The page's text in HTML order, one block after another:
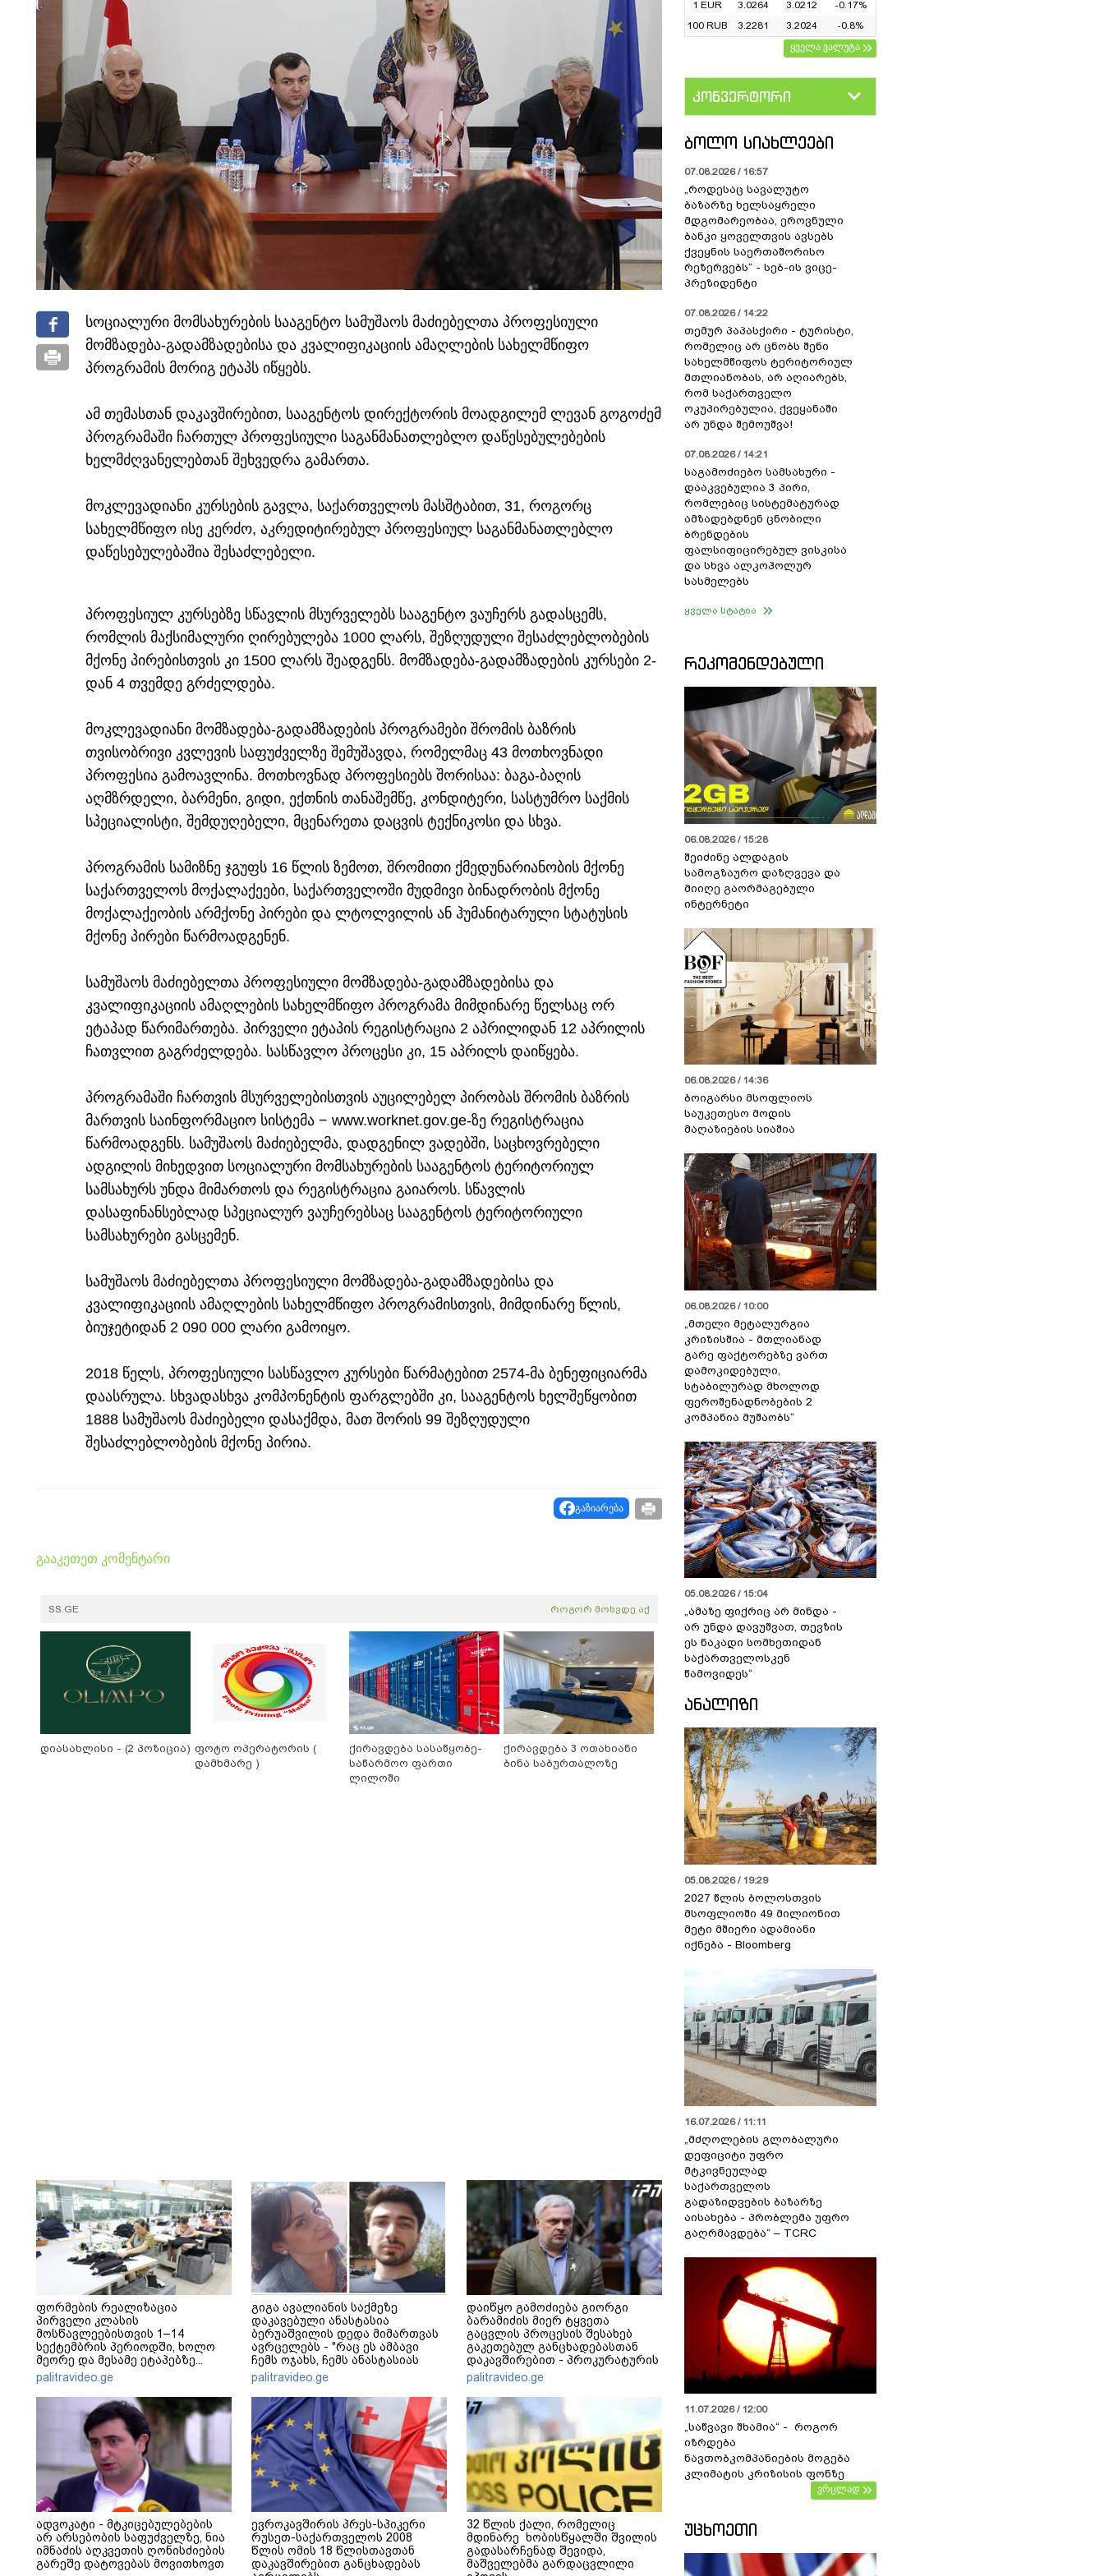
სოციალური მომსახურების სააგენტო სამუშაოს მაძიებელთა პროფესიული
მომზადება-გადამზადებისა და კვალიფიკაციის ამაღლების სახელმწიფო
პროგრამის მორიგ ეტაპს იწყებს.
ამ თემასთან დაკავშირებით, სააგენტოს დირექტორის მოადგილემ ლევან გოგოძემ
პროგრამაში ჩართულ პროფესიული საგანმანათლებლო დაწესებულებების
ხელმძღვანელებთან შეხვედრა გამართა.
მოკლევადიანი კურსების გავლა, საქართველოს მასშტაბით, 31, როგორც
სახელმწიფო ისე კერძო, აკრედიტირებულ პროფესიულ საგანმანათლებლო
დაწესებულებაშია შესაძლებელი.
პროფესიულ კურსებზე სწავლის მსურველებს სააგენტო ვაუჩერს გადასცემს,
რომლის მაქსიმალური ღირებულება 1000 ლარს, შეზღუდული შესაძლებლობების
მქონე პირებისთვის კი 1500 ლარს შეადგენს. მომზადება-გადამზადების კურსები 2-
დან 4 თვემდე გრძელდება.
მოკლევადიანი მომზადება-გადამზადების პროგრამები შრომის ბაზრის
თვისობრივი კვლევის საფუძველზე შემუშავდა, რომელმაც 43 მოთხოვნადი
პროფესია გამოავლინა. მოთხოვნად პროფესიებს შორისაა: ბაგა-ბაღის
აღმზრდელი, ბარმენი, გიდი, ექთნის თანაშემწე, კონდიტერი, სასტუმრო საქმის
სპეციალისტი, შემდუღებელი, მცენარეთა დაცვის ტექნიკოსი და სხვა.
პროგრამის სამიზნე ჯგუფს 16 წლის ზემოთ, შრომითი ქმედუნარიანობის მქონე
საქართველოს მოქალაქეები, საქართველოში მუდმივი ბინადრობის მქონე
მოქალაქეობის არმქონე პირები და ლტოლვილის ან ჰუმანიტარული სტატუსის
მქონე პირები წარმოადგენენ.
სამუშაოს მაძიებელთა პროფესიული მომზადება-გადამზადებისა და
კვალიფიკაციის ამაღლების სახელმწიფო პროგრამა მიმდინარე წელსაც ორ
ეტაპად წარიმართება. პირველი ეტაპის რეგისტრაცია 2 აპრილიდან 12 აპრილის
ჩათვლით გაგრძელდება. სასწავლო პროცესი კი, 15 აპრილს დაიწყება.
პროგრამაში ჩართვის მსურველებისთვის აუცილებელ პირობას შრომის ბაზრის
მართვის საინფორმაციო სისტემა − www.worknet.gov.ge-ზე რეგისტრაცია
წარმოადგენს. სამუშაოს მაძიებელმა, დადგენილ ვადებში, საცხოვრებელი
ადგილის მიხედვით სოციალური მომსახურების სააგენტოს ტერიტორიულ
სამსახურს უნდა მიმართოს და რეგისტრაცია გაიაროს. სწავლის
დასაფინანსებლად სპეციალურ ვაუჩერებსაც სააგენტოს ტერიტორიული
სამსახურები გასცემენ.
სამუშაოს მაძიებელთა პროფესიული მომზადება-გადამზადებისა და
კვალიფიკაციის ამაღლების სახელმწიფო პროგრამისთვის, მიმდინარე წლის,
ბიუჯეტიდან 2 090 000 ლარი გამოიყო.
2018 წელს, პროფესიული სასწავლო კურსები წარმატებით 2574-მა ბენეფიციარმა
დაასრულა. სხვადასხვა კომპონენტის ფარგლებში კი, სააგენტოს ხელშეწყობით
1888 სამუშაოს მაძიებელი დასაქმდა, მათ შორის 99 შეზღუდული
შესაძლებლობების მქონე პირია.
გაზიარება
გააკეთეთ კომენტარი
SS.GE როგორ მოხვდე აქ
დიასახლისი - (2 პოზიცია) ფოტო ოპერატორის (
დამხმარე )
ქირავდება სასაწყობე-
საწარმოო ფართი
ლილოში
ქირავდება 3 ოთახიანი
ბინა საბურთალოზე
ფორმების რეალიზაცია
პირველი კლასის
მოსწავლეებისთვის 1–14
სექტემბრის პერიოდში, ხოლო
მეორე და მესამე ეტაპებზე...
palitravideo.ge
გიგა ავალიანის საქმეზე
დაკავებული ანასტასია
ბერუაშვილის დედა მიმართვას
ავრცელებს - "რაც ეს ამბავი
ჩემს ოჯახს, ჩემს ანასტასიას
გადახდა თავს, მის მერე მე მე
არ ვარ"
palitravideo.ge
დაიწყო გამოძიება გიორგი
ბარამიძის მიერ ტყვეთა
გაცვლის პროცესის შესახებ
გაკეთებულ განცხადებასთან
დაკავშირებით - პროკურატურის
განცხადება
palitravideo.ge
ადვოკატი - მტკიცებულებების
არ არსებობის საფუძველზე, ნია
იმნაძის აღკვეთის ღონისძიების
გარეშე დატოვებას მოვითხოვთ
ევროკავშირის პრეს-სპიკერი
რუსეთ-საქართველოს 2008
წლის ომის 18 წლისთავთან
დაკავშირებით განცხადებას
32 წლის ქალი, რომელიც
მდინარე ხობისწყალში შვილის
გადასარჩენად შევიდა,
მაშველებმა გარდაცვლილი
1 EUR
3.0264 3.0212
-0.17%
100 RUB
3.2281 3.2024
-0.8%
ყველა ვალუტა
კონვერტორი
ᲑᲝᲚᲝ ᲡᲘᲐᲮᲚᲔᲔᲑᲘ
07.08.2026 / 16:57
„როდესაც სავალუტო
ბაზარზე ხელსაყრელი
მდგომარეობაა, ეროვნული
ბანკი ყოველთვის ავსებს
ქვეყნის საერთაშორისო
რეზერვებს“ - სებ-ის ვიცე-
პრეზიდენტი
07.08.2026 / 14:22
თემურ პაპასქირი - ტურისტი,
რომელიც არ ცნობს შენი
სახელმწიფოს ტერიტორიულ
მთლიანობას, არ აღიარებს,
რომ საქართველო
ოკუპირებულია, ქვეყანაში
არ უნდა შემოუშვა!
07.08.2026 / 14:21
საგამოძიებო სამსახური -
დააკვებულია 3 პირი,
რომლებიც სისტემატურად
ამზადებდნენ ცნობილი
ბრენდების
ფალსიფიცირებულ ვისკისა
და სხვა ალკოჰოლურ
სასმელებს
ყველა სტატია
ᲠᲔᲙᲝᲛᲔᲜᲓᲔᲑᲣᲚᲘ
06.08.2026 / 15:28
შეიძინე ალდაგის
სამოგზაურო დაზღვევა და
მიიღე გაორმაგებული
ინტერნეტი
06.08.2026 / 14:36
ბოიგარსი მსოფლიოს
საუკეთესო მოდის
მაღაზიების სიაშია
06.08.2026 / 10:00
„მთელი მეტალურგია
კრიზისშია - მთლიანად
გარე ფაქტორებზე ვართ
დამოკიდებული,
სტაბილურად მხოლოდ
ფეროშენადნობების 2
კომპანია მუშაობს“
05.08.2026 / 15:04
„ამაზე ფიქრიც არ მინდა -
არ უნდა დავუშვათ, თევზის
ეს ნაკადი სომხეთიდან
საქართველოსკენ
წამოვიდეს“
ᲐᲜᲐᲚᲘᲖᲘ
05.08.2026 / 19:29
2027 წლის ბოლოსთვის
მსოფლიოში 49 მილიონით
მეტი მშიერი ადამიანი
იქნება - Bloomberg
16.07.2026 / 11:11
„მძღოლების გლობალური
დეფიციტი უფრო
მტკივნეულად
საქართველოს
გადაზიდვების ბაზარზე
აისახება - პრობლემა უფრო
გაღრმავდება“ – TCRC
11.07.2026 / 12:00
„საწვავი შხამია“ - როგორ
იზრდება
ნავთობკომპანიების მოგება
კლიმატის კრიზისის ფონზე
ვრცლად
ᲣᲪᲮᲝᲔᲗᲘ